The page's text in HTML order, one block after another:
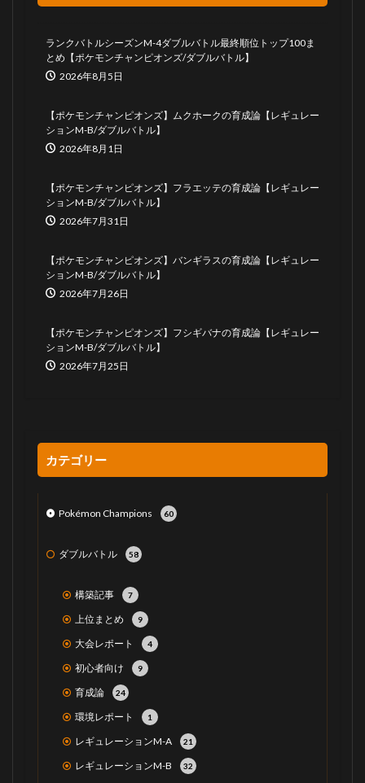
ランクバトルシーズンM-4ダブルバトル最終順位トップ100ま
とめ【ポケモンチャンピオンズ/ダブルバトル】
2026年8月5日
【ポケモンチャンピオンズ】ムクホークの育成論【レギュレー
ションM-B/ダブルバトル】
2026年8月1日
【ポケモンチャンピオンズ】フラエッテの育成論【レギュレー
ションM-B/ダブルバトル】
2026年7月31日
【ポケモンチャンピオンズ】バンギラスの育成論【レギュレー
ションM-B/ダブルバトル】
2026年7月26日
【ポケモンチャンピオンズ】フシギバナの育成論【レギュレー
ションM-B/ダブルバトル】
2026年7月25日
カテゴリー
Pokémon Champions 60
ダブルバトル 58
構築記事 7
上位まとめ 9
大会レポート 4
初心者向け 9
育成論 24
環境レポート 1
レギュレーションM-A 21
レギュレーションM-B 32